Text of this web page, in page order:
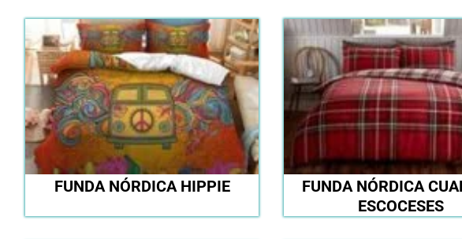
FUNDA NÓRDICA HIPPIE
FUNDA NÓRDICA
ESCOCESES